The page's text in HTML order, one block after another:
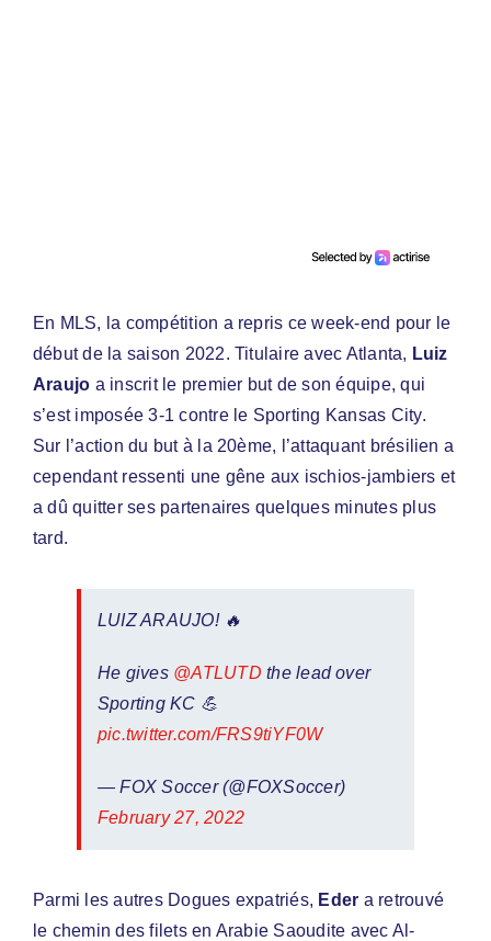
En MLS, la compétition a repris ce week-end pour le
début de la saison 2022. Titulaire avec Atlanta, Luiz
Araujo a inscrit le premier but de son équipe, qui
s’est imposée 3-1 contre le Sporting Kansas City.
Sur l’action du but à la 20ème, l’attaquant brésilien a
cependant ressenti une gêne aux ischios-jambiers et
a dû quitter ses partenaires quelques minutes plus
tard.
LUIZ ARAUJO! 🔥
He gives @ATLUTD the lead over
Sporting KC 💪
pic.twitter.com/FRS9tiYF0W
— FOX Soccer (@FOXSoccer)
February 27, 2022
Parmi les autres Dogues expatriés, Eder a retrouvé
le chemin des filets en Arabie Saoudite avec Al-